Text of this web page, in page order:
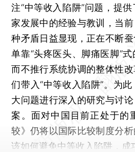
注“中等收入陷阱”问题，提
家发展中的经验与教训，当
种矛盾日益显现，正在不断
单靠“头疼医头、脚痛医脚”
而不推行系统协调的整体性
们带入“中等收入陷阱”。为
大问题进行深入的研究与讨
案。面对中国目前正处于的
较》仍将以国际比较制度分
该如何避免中等收入陷阱，成